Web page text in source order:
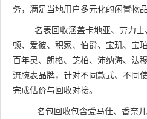
务，满足当地用户多元化的闲置物品
名表回收涵盖卡地亚、劳力士
顿、爱彼、积家、伯爵、宝玑、宝
百年灵、朗格、芝柏、沛纳海、法
流腕表品牌，针对不同款式、不同
完成估价与回收对接。
名包回收包含爱马仕、香奈儿